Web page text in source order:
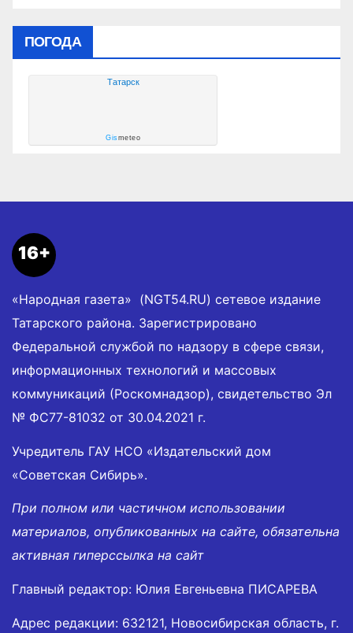
ПОГОДА
Татарск
Gismeteo
16+
«Народная газета» (NGT54.RU) сетевое издание
Татарского района. Зарегистрировано
Федеральной службой по надзору в сфере связи,
информационных технологий и массовых
коммуникаций (Роскомнадзор), свидетельство Эл
№ ФС77-81032 от 30.04.2021 г.
Учредитель ГАУ НСО «Издательский дом
«Советская Сибирь».
При полном или частичном использовании
материалов, опубликованных на сайте, обязательна
активная гиперссылка на сайт
Главный редактор: Юлия Евгеньевна ПИСАРЕВА
Адрес редакции: 632121, Новосибирская область, г.